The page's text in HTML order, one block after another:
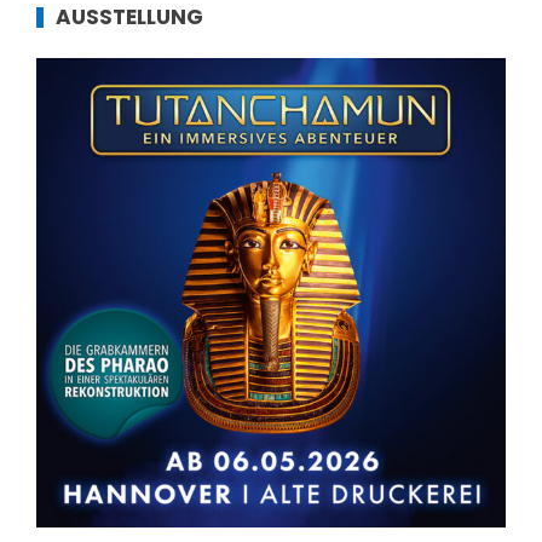
AUSSTELLUNG